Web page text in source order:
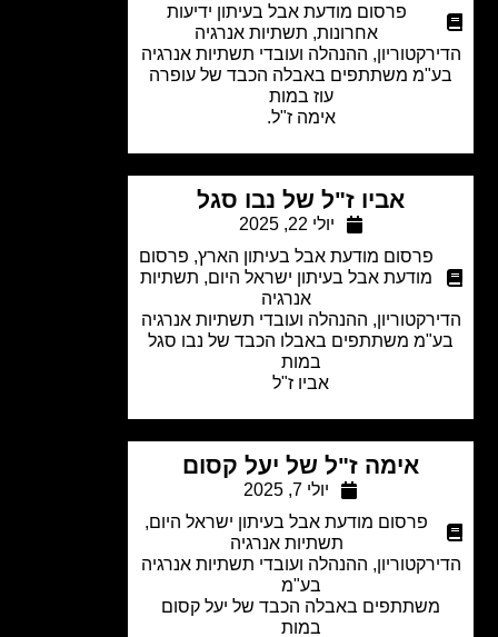
פרסום מודעת אבל בעיתון ידיעות
אחרונות,תשתיות אנרגיה
ההנהלה ועובדי תשתיות אנרגיה
משתתפים באבלה הכבד של עופרה
במות
אימה ז"ל.
אביו ז"ל של נבו סגל
פרסום מודעת אבל בעיתון הארץ,פרסום
מודעת אבל בעיתון ישראל היום,תשתיות
ההנהלה ועובדי תשתיות אנרגיה
משתתפים באבלו הכבד של נבו סגל
אימה ז"ל של יעל קסום
פרסום מודעת אבל בעיתון ישראל היום,
תשתיות אנרגיה
ההנהלה ועובדי תשתיות אנרגיה
משתתפים באבלה הכבד שליעל קסום